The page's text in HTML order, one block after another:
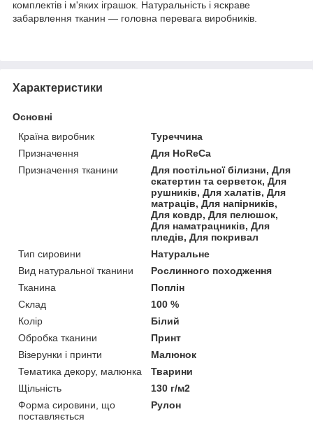
комплектів і м'яких іграшок. Натуральність і яскраве
забарвлення тканин — головна перевага виробників.
Характеристики
Основні
Країна виробник
Туреччина
Призначення
Для HoReCa
Призначення тканини
Для постільної білизни, Для
скатертин та серветок, Для
рушників, Для халатів, Для
матраців, Для напірників,
Для ковдр, Для пелюшок,
Для наматрацників, Для
пледів, Для покривал
Тип сировини
Натуральне
Вид натуральної тканини
Рослинного походження
Тканина
Поплін
Склад
100 %
Колір
Білий
Обробка тканини
Принт
Візерунки і принти
Малюнок
Тематика декору, малюнка
Тварини
Щільність
130 г/м2
Форма сировини, що
поставляється
Рулон